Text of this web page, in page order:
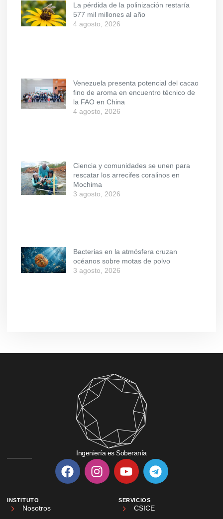
La pérdida de la polinización restaría
577 mil millones al año
4 agosto, 2026
Venezuela presenta potencial del cacao
fino de aroma en encuentro técnico de
la FAO en China
4 agosto, 2026
Ciencia y comunidades se unen para
rescatar los arrecifes coralinos en
Mochima
3 agosto, 2026
Bacterias en la atmósfera cruzan
océanos sobre motas de polvo
3 agosto, 2026
Ingeniería es Soberanía
INSTITUTO
Nosotros
SERVICIOS
CSICE